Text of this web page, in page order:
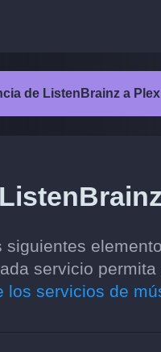
de ListenBrainz a Plex
servicio
servicios de